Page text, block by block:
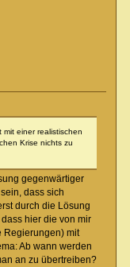
einer realistischen
Krise nichts zu
gegenwärtiger
dass sich
durch die Lösung
hier die von mir
Regierungen) mit
Ab wann werden
an zu übertreiben?